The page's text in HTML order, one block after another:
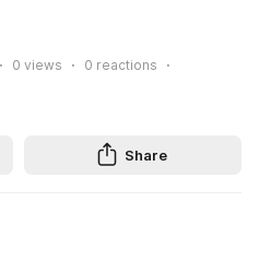
0 views 0 reactions
Share